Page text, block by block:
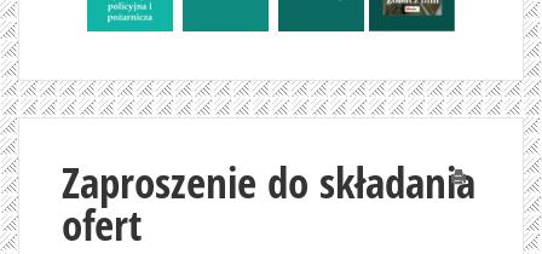
Zaproszenie do składania
ofert Drukuj